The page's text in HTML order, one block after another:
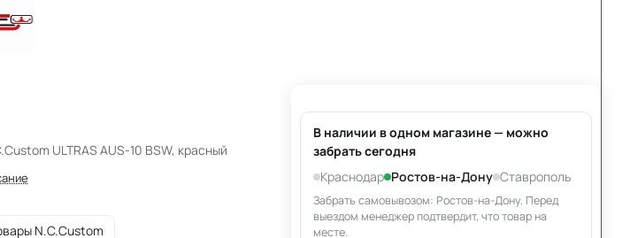
ULTRAS AUS-10 BSW, красный
N.C.Custom
В наличии в одном магазине — можно
забрать сегодня
Краснодар Ростов-на-Дону Ставрополь
Забрать самовывозом: Ростов-на-Дону. Перед
выездом менеджер подтвердит, что товар на
месте.